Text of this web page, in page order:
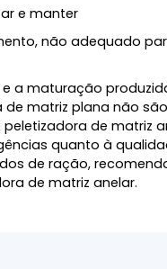
e manter
não adequado
a maturação
de matriz plana não
de matriz
quanto à
de ração,
de matriz anelar.